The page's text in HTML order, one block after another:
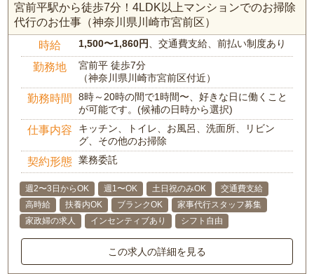
宮前平駅から徒歩7分！4LDK以上マンションでのお掃除
代行のお仕事（神奈川県川崎市宮前区）
時給 1,500〜1,860円 、交通費支給、前払い制度あり
勤務地
宮前平 徒歩7分
（神奈川県川崎市宮前区付近）
勤務時間
8時～20時の間で1時間〜、好きな日に働くこと
が可能です。(候補の日時から選択)
仕事内容
キッチン、トイレ、お風呂、洗面所、リビン
グ、その他のお掃除
契約形態 業務委託
週2〜3日からOK 週1〜OK 土日祝のみOK
交通費支給
高時給
扶養内OK ブランクOK
家事代行スタッフ募集
家政婦の求人
インセンティブあり シフト自由
この求人の詳細を見る